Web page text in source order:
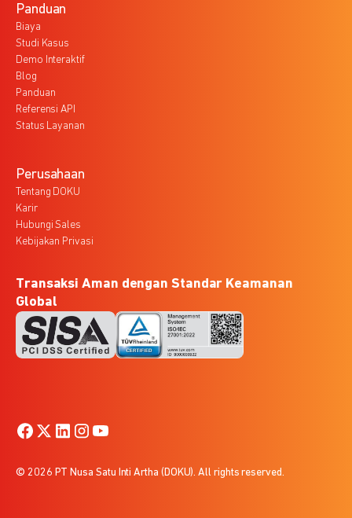
Panduan
Biaya
Studi Kasus
Demo Interaktif
Blog
Panduan
Referensi API
Status Layanan
Perusahaan
Tentang DOKU
Karir
Hubungi Sales
Kebijakan Privasi
Transaksi Aman dengan Standar Keamanan
Global
© 2026 PT Nusa Satu Inti Artha (DOKU). All rights reserved.